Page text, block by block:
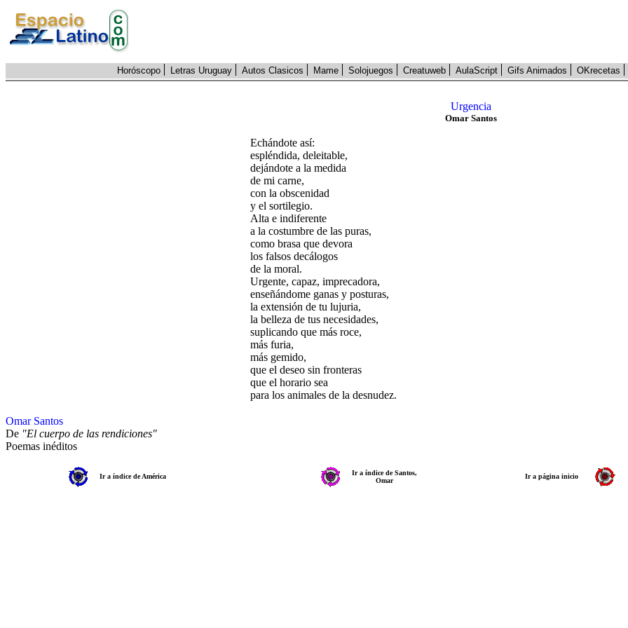
Horóscopo Letras Uruguay Autos Clasicos Mame Solojuegos Creatuweb AulaScript Gifs Animados OKrecetas
Urgencia
Omar Santos
Echándote así:
espléndida, deleitable,
dejándote a la medida
de mi carne,
con la obscenidad
y el sortilegio.
Alta e indiferente
a la costumbre de las puras,
como brasa que devora
los falsos decálogos
de la moral.
Urgente, capaz, imprecadora,
enseñándome ganas y posturas,
la extensión de tu lujuria,
la belleza de tus necesidades,
suplicando que más roce,
más furia,
más gemido,
que el deseo sin fronteras
que el horario sea
para los animales de la desnudez.
Omar Santos
De "El cuerpo de las rendiciones"
Poemas inéditos
Ir a índice de América
Ir a índice de Santos,
Omar
Ir a página inicio